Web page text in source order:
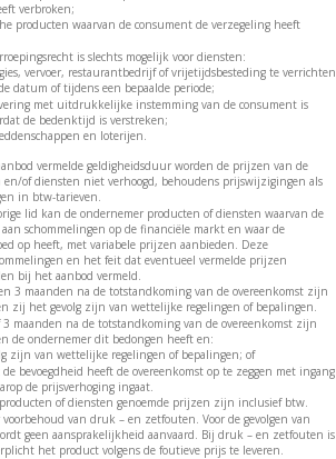
verbroken;
producten waarvan de consument de verzegeling heeft
is slechts mogelijk voor diensten:
vervoer, restaurantbedrijf of vrijetijdsbesteding te verrichten
datum of tijdens een bepaalde periode;
met uitdrukkelijke instemming van de consument is
de bedenktijd is verstreken;
en loterijen.
vermelde geldigheidsduur worden de prijzen van de
en/of diensten niet verhoogd, behoudens prijswijzigingen als
in btw-tarieven.
lid kan de ondernemer producten of diensten waarvan de
schommelingen op de financiële markt en waar de
op heeft, met variabele prijzen aanbieden. Deze
en het feit dat eventueel vermelde prijzen
bij het aanbod vermeld.
3 maanden na de totstandkoming van de overeenkomst zijn
zij het gevolg zijn van wettelijke regelingen of bepalingen.
3 maanden na de totstandkoming van de overeenkomst zijn
de ondernemer dit bedongen heeft en:
zijn van wettelijke regelingen of bepalingen; of
bevoegdheid heeft de overeenkomst op te zeggen met ingang
de prijsverhoging ingaat.
of diensten genoemde prijzen zijn inclusief btw.
van druk – en zetfouten. Voor de gevolgen van
geen aansprakelijkheid aanvaard. Bij druk – en zetfouten is
het product volgens de foutieve prijs te leveren.